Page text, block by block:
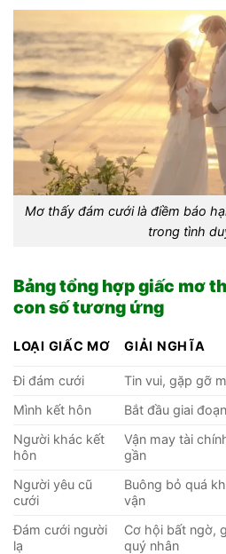
Mơ thấy đám cưới là điềm báo
trong tình
Bảng tổng hợp giấc mơ
con số tương ứng
LOẠI GIẤC MƠ GIẢI NGHĨA
Đi đám cưới
Tin vui, gặp gỡ
Mình kết hôn
Bắt đầu giai
Người khác kết
hôn
Vận may tài
gần
Người yêu cũ
cưới
Buông bỏ quá
vận
Đám cưới người
lạ
Cơ hội bất ngờ,
quý nhân